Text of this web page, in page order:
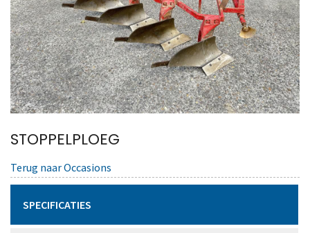
STOPPELPLOEG
Terug naar Occasions
SPECIFICATIES